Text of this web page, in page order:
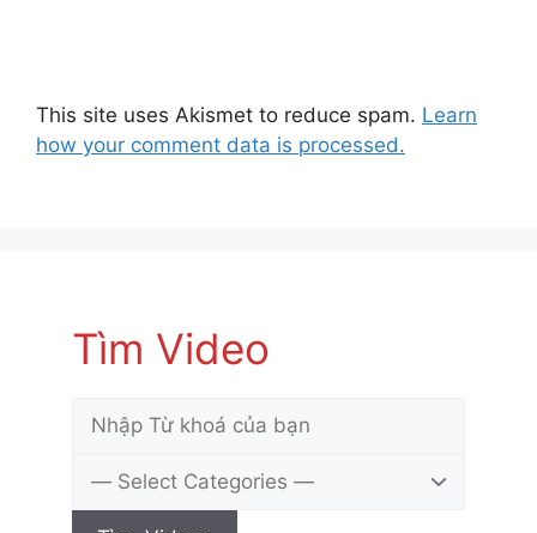
This site uses Akismet to reduce spam. Learn
how your comment data is processed.
Tìm Video